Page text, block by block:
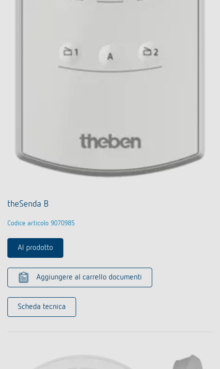
theSenda B
Codice articolo 9070985
Al prodotto
Aggiungere al carrello documenti
Scheda tecnica